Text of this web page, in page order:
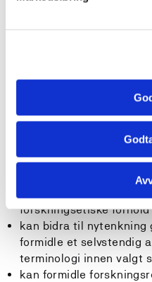
kan behandle kliniske
anvendelse av
teoretiske perspektiver
kan dokumentere og
både nasjonalt og
har avansert
forskningsetiske forhold
kan bidra til nytenkning
formidle et selvstendig
terminologi innen valgt
kan formidle